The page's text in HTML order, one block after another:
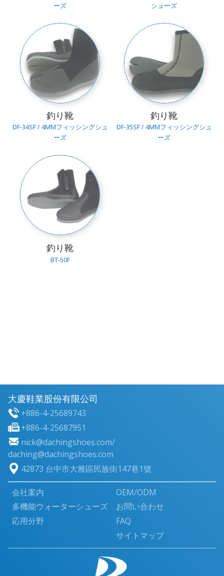
ーズ
シューズ
釣り靴
DF-34SF / 4MMフィッシングシュ
ーズ
釣り靴
DF-35SF / 4MMフィッシングシュ
ーズ
釣り靴
BT-50F
大慶鞋業股份有限公司
+886-4-25689743
+886-4-25687951
nick@dachingshoes.com/
daching@dachingshoes.com
42873 台中市大雅區民族街147巷1號
会社案内
多機能ウォーターシューズ
応用分野
OEM/ODM
お問い合わせ
FAQ
サイトマップ